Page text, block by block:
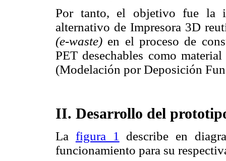
Por tanto, el objetivo fue la
alternativo de Impresora 3D
(e-waste) en el proceso de
PET desechables como
(Modelación por Deposición
II. Desarrollo del
La figura 1
describe en
funcionamiento para su